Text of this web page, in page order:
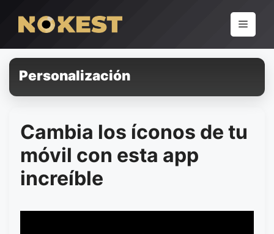
conteúdo
Menu
Personalización
Cambia los íconos de tu
móvil con esta app
increíble